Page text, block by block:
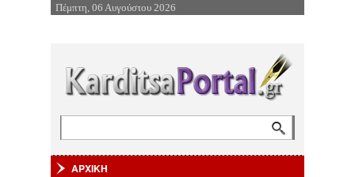
Επιστροφή στην Πλοήγηση
Πέμπτη, 06 Αυγούστου 2026
ΑΡΧΙΚΗ